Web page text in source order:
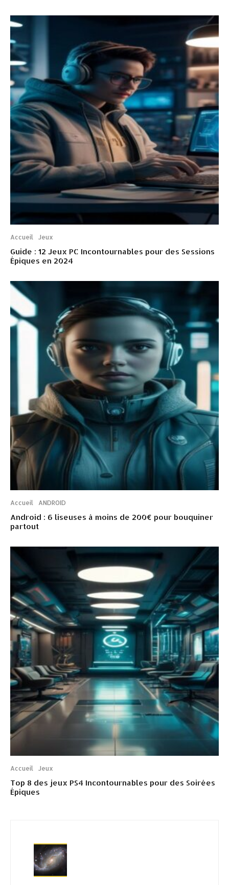
Accueil Jeux
Guide : 12 Jeux PC Incontournables pour des Sessions
Épiques en 2024
Accueil ANDROID
Android : 6 liseuses à moins de 200€ pour bouquiner
partout
Accueil Jeux
Top 8 des jeux PS4 Incontournables pour des Soirées
Épiques